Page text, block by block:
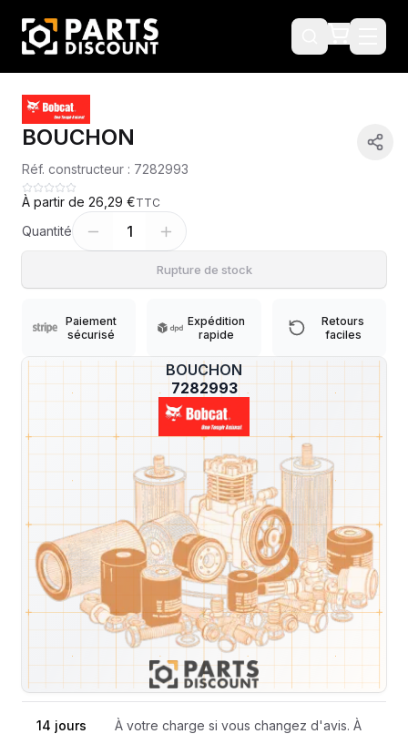
?
BOUCHON
7282993
BOUCHON
Réf. constructeur : 7282993
À partir de 26,29 €TTC
Quantité 1
Rupture de stock
Paiement
sécurisé
Expédition
rapide
Retours
faciles
Machines compatibles
Expédition et Retours
sous 48-
72h
—
Sous réserve de disponibilité des stocks.
Livraison estimée 24h/48h par les
transporteurs.
France
métropolitaine
Livraison exclusivement en France
métropolitaine (hors Corse et DOM-
TOM).
totale
Pas de surprise : le coût exact est
calculé selon le poids et le volume de
votre commande avant paiement.
14 jours
À votre charge si vous changez d'avis. À